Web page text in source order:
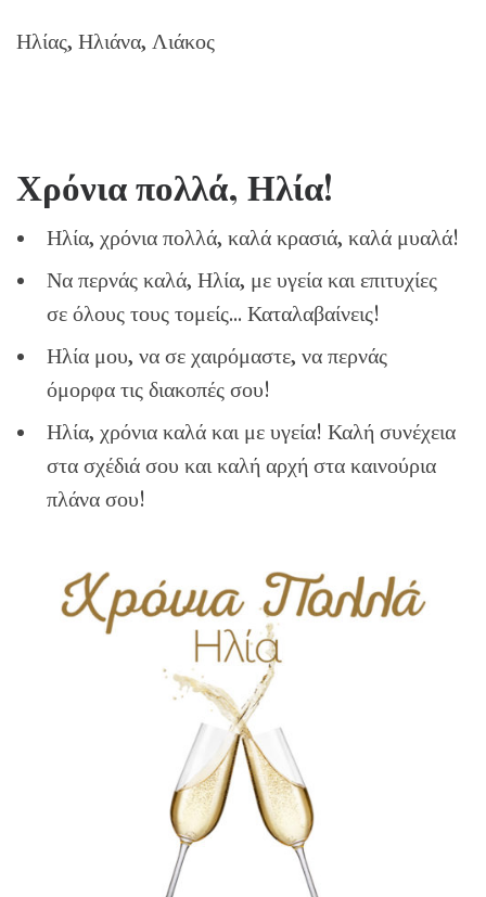
Ηλίας, Ηλιάνα, Λιάκος
Χρόνια πολλά, Ηλία!
Ηλία, χρόνια πολλά, καλά κρασιά, καλά μυαλά!
Να περνάς καλά, Ηλία, με υγεία και επιτυχίες
σε όλους τους τομείς… Καταλαβαίνεις!
Ηλία μου, να σε χαιρόμαστε, να περνάς
όμορφα τις διακοπές σου!
Ηλία, χρόνια καλά και με υγεία! Καλή συνέχεια
στα σχέδιά σου και καλή αρχή στα καινούρια
πλάνα σου!